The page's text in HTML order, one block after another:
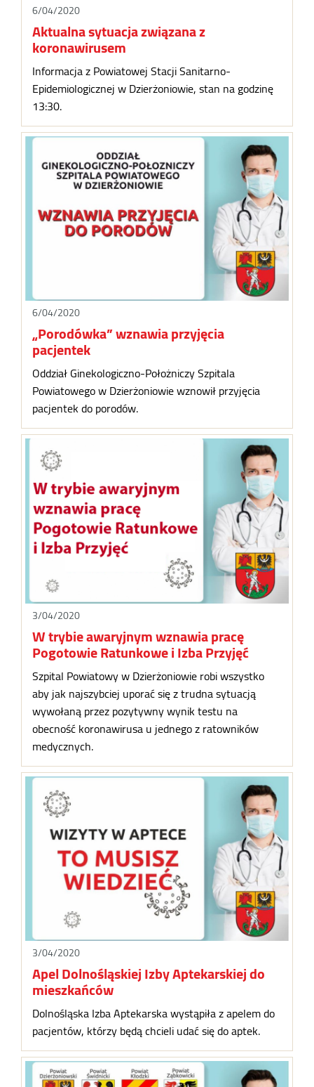
6/04/2020
Aktualna sytuacja związana z
koronawirusem
Informacja z Powiatowej Stacji Sanitarno-
Epidemiologicznej w Dzierżoniowie, stan na godzinę
13:30.
6/04/2020
„Porodówka” wznawia przyjęcia
pacjentek
Oddział Ginekologiczno-Położniczy Szpitala
Powiatowego w Dzierżoniowie wznowił przyjęcia
pacjentek do porodów.
3/04/2020
W trybie awaryjnym wznawia pracę
Pogotowie Ratunkowe i Izba Przyjęć
Szpital Powiatowy w Dzierżoniowie robi wszystko
aby jak najszybciej uporać się z trudna sytuacją
wywołaną przez pozytywny wynik testu na
obecność koronawirusa u jednego z ratowników
medycznych.
3/04/2020
Apel Dolnośląskiej Izby Aptekarskiej do
mieszkańców
Dolnośląska Izba Aptekarska wystąpiła z apelem do
pacjentów, którzy będą chcieli udać się do aptek.